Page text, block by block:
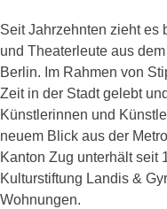
Seit Jahrzehnten zieht es
und Theaterleute aus
Berlin. Im Rahmen von
Zeit in der Stadt gelebt
Künstlerinnen und
neuem Blick aus der
Kanton Zug unterhält seit
Kulturstiftung Landis &
Wohnungen.